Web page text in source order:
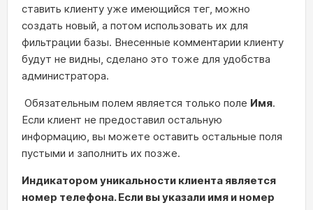
ставить клиенту уже имеющийся тег, можно
создать новый, а потом использовать их для
фильтрации базы. Внесенные комментарии клиенту
будут не видны, сделано это тоже для удобства
администратора.
Обязательным полем является только поле Имя.
Если клиент не предоставил остальную
информацию, вы можете оставить остальные поля
пустыми и заполнить их позже.
Индикатором уникальности клиента является
номер телефона. Если вы указали имя и номер